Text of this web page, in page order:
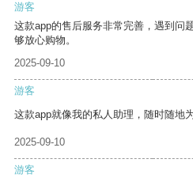
游客
这款app的售后服务非常完善，遇到问
够放心购物。
2025-09-10
游客
这款app就像我的私人助理，随时随地
2025-09-10
游客